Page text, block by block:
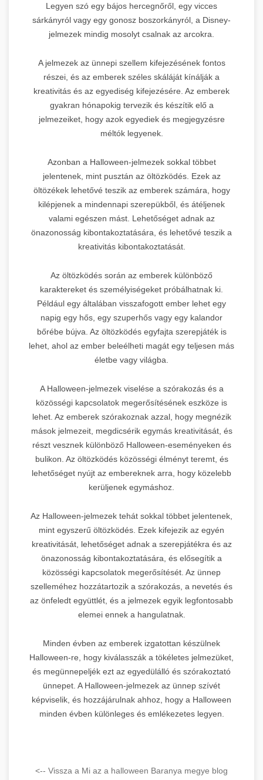
Legyen szó egy bájos hercegnőről, egy vicces
sárkányról vagy egy gonosz boszorkányról, a Disney-
jelmezek mindig mosolyt csalnak az arcokra.
A jelmezek az ünnepi szellem kifejezésének fontos
részei, és az emberek széles skáláját kínálják a
kreativitás és az egyediség kifejezésére. Az emberek
gyakran hónapokig tervezik és készítik elő a
jelmezeiket, hogy azok egyediek és megjegyzésre
méltók legyenek.
Azonban a Halloween-jelmezek sokkal többet
jelentenek, mint pusztán az öltözködés. Ezek az
öltözékek lehetővé teszik az emberek számára, hogy
kilépjenek a mindennapi szerepükből, és átéljenek
valami egészen mást. Lehetőséget adnak az
önazonosság kibontakoztatására, és lehetővé teszik a
kreativitás kibontakoztatását.
Az öltözködés során az emberek különböző
karaktereket és személyiségeket próbálhatnak ki.
Például egy általában visszafogott ember lehet egy
napig egy hős, egy szuperhős vagy egy kalandor
bőrébe bújva. Az öltözködés egyfajta szerepjáték is
lehet, ahol az ember beleélheti magát egy teljesen más
életbe vagy világba.
A Halloween-jelmezek viselése a szórakozás és a
közösségi kapcsolatok megerősítésének eszköze is
lehet. Az emberek szórakoznak azzal, hogy megnézik
mások jelmezeit, megdicsérik egymás kreativitását, és
részt vesznek különböző Halloween-eseményeken és
bulikon. Az öltözködés közösségi élményt teremt, és
lehetőséget nyújt az embereknek arra, hogy közelebb
kerüljenek egymáshoz.
Az Halloween-jelmezek tehát sokkal többet jelentenek,
mint egyszerű öltözködés. Ezek kifejezik az egyén
kreativitását, lehetőséget adnak a szerepjátékra és az
önazonosság kibontakoztatására, és elősegítik a
közösségi kapcsolatok megerősítését. Az ünnep
szelleméhez hozzátartozik a szórakozás, a nevetés és
az önfeledt együttlét, és a jelmezek egyik legfontosabb
elemei ennek a hangulatnak.
Minden évben az emberek izgatottan készülnek
Halloween-re, hogy kiválasszák a tökéletes jelmezüket,
és megünnepeljék ezt az egyedülálló és szórakoztató
ünnepet. A Halloween-jelmezek az ünnep szívét
képviselik, és hozzájárulnak ahhoz, hogy a Halloween
minden évben különleges és emlékezetes legyen.
<-- Vissza a Mi az a halloween Baranya megye blog